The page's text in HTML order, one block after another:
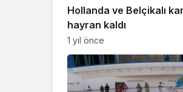
Hollanda ve Belçikalı
hayran kaldı
1 yıl önce